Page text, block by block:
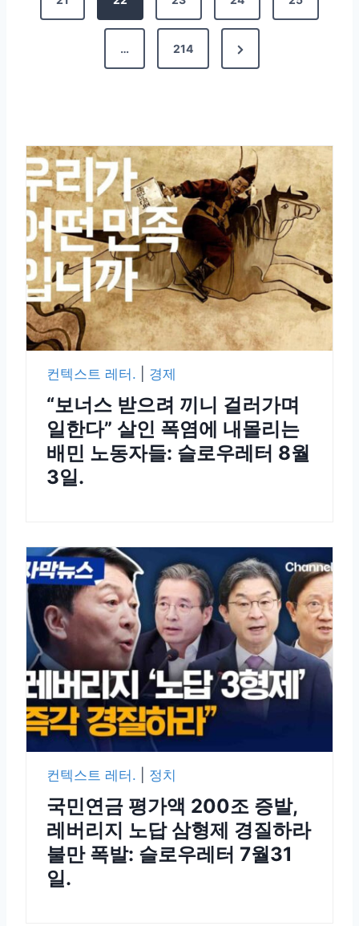
… 214
컨텍스트 레터. 경제
“보너스 받으려 끼니 걸러가며
일한다” 살인 폭염에 내몰리는
배민 노동자들: 슬로우레터 8월
3일.
컨텍스트 레터. 정치
국민연금 평가액 200조 증발,
레버리지 노답 삼형제 경질하라
불만 폭발: 슬로우레터 7월31
일.